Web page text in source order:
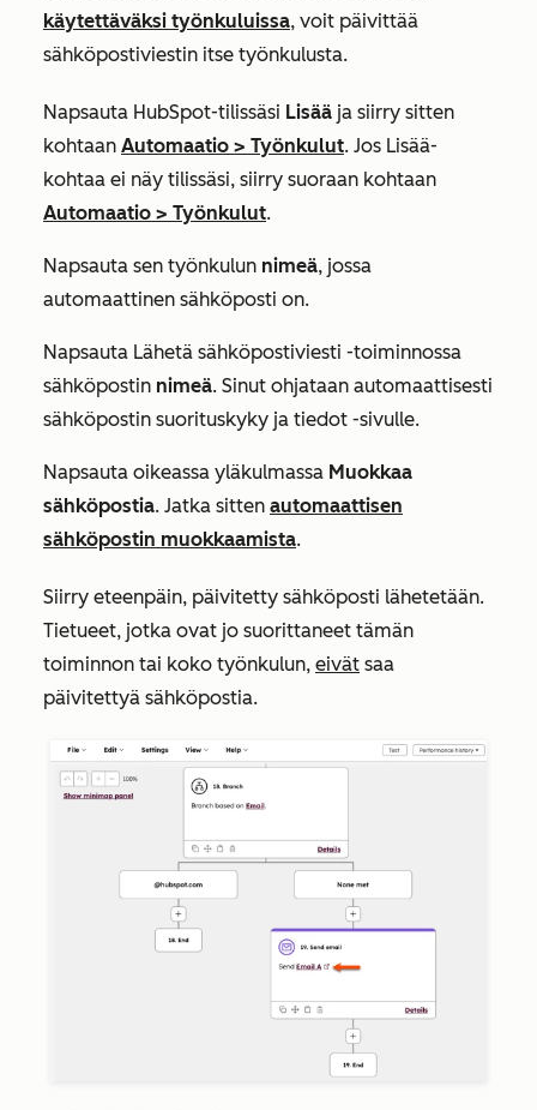
käytettäväksi työnkuluissa, voit päivittää
sähköpostiviestin itse työnkulusta.
Napsauta HubSpot-tilissäsi Lisää ja siirry sitten
kohtaan Automaatio > Työnkulut. Jos Lisää-
kohtaa ei näy tilissäsi, siirry suoraan kohtaan
Automaatio > Työnkulut.
Napsauta sen työnkulun nimeä, jossa
automaattinen sähköposti on.
Napsauta Lähetä sähköpostiviesti -toiminnossa
sähköpostin nimeä. Sinut ohjataan automaattisesti
sähköpostin suorituskyky ja tiedot -sivulle.
Napsauta oikeassa yläkulmassa Muokkaa
sähköpostia. Jatka sitten automaattisen
sähköpostin muokkaamista.
Siirry eteenpäin, päivitetty sähköposti lähetetään.
Tietueet, jotka ovat jo suorittaneet tämän
toiminnon tai koko työnkulun, eivät saa
päivitettyä sähköpostia.